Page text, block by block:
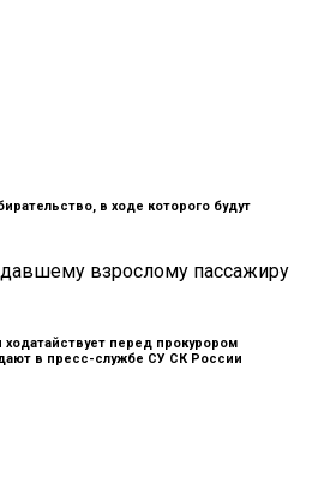
в ходе которого будут
взрослому пассажиру
перед прокурором
в пресс-службе СУ СК России